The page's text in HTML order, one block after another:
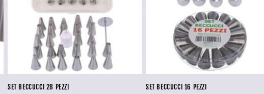
SET BECCUCCI 28 PEZZI SET BECCUCCI 16 PEZZI